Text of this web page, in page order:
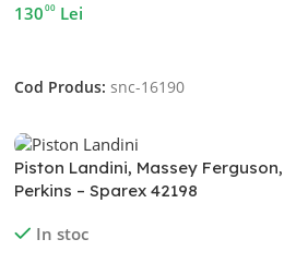
13000 Lei
Cod Produs:snc-16190
Piston Landini, Massey Ferguson,
Perkins – Sparex 42198
In stoc